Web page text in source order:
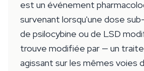
est un événement
survenant lorsqu'une dose
de psilocybine ou de LSD
trouve modifiée par — un
agissant sur les mêmes voies